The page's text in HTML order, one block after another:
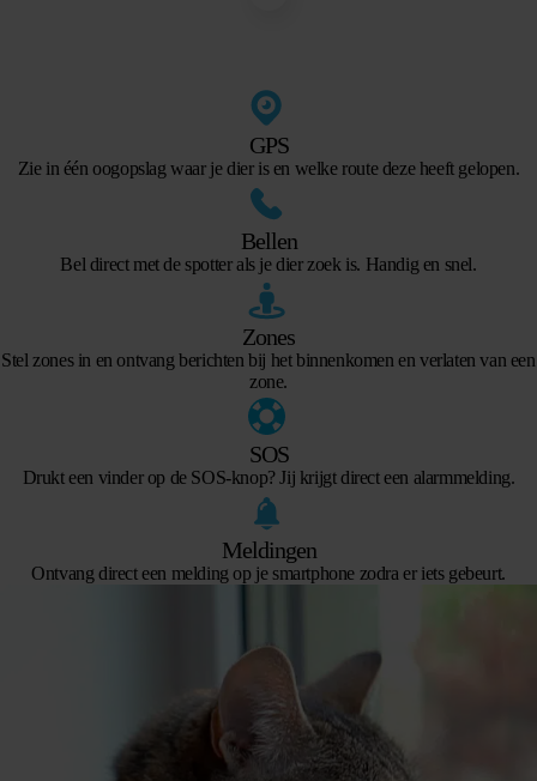
GPS
Zie in één oogopslag waar je dier is en welke route deze heeft gelopen.
Bellen
Bel direct met de spotter als je dier zoek is. Handig en snel.
Zones
Stel zones in en ontvang berichten bij het binnenkomen en verlaten van een
zone.
SOS
Drukt een vinder op de SOS-knop? Jij krijgt direct een alarmmelding.
Meldingen
Ontvang direct een melding op je smartphone zodra er iets gebeurt.